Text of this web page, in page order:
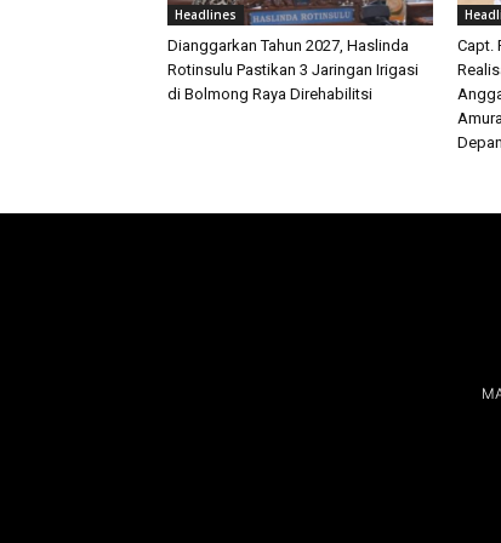
Headlines
Dianggarkan Tahun 2027, Haslinda
Rotinsulu Pastikan 3 Jaringan Irigasi
di Bolmong Raya Direhabilitsi
Capt.
Depan